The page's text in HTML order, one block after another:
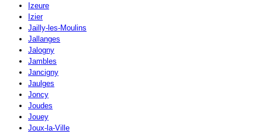
Izeure
Izier
Jailly-les-Moulins
Jallanges
Jalogny
Jambles
Jancigny
Jaulges
Joncy
Joudes
Jouey
Joux-la-Ville